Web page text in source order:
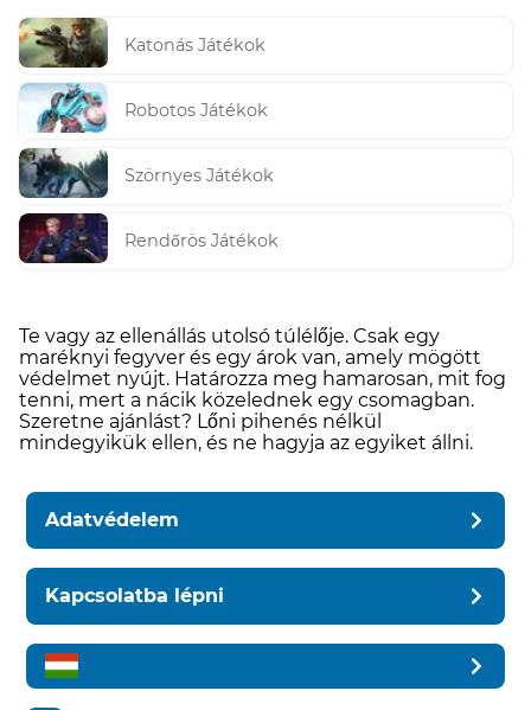
Katonás Játékok
Robotos Játékok
Szörnyes Játékok
Rendőrös Játékok
Te vagy az ellenállás utolsó túlélője. Csak egy
maréknyi fegyver és egy árok van, amely mögött
védelmet nyújt. Határozza meg hamarosan, mit fog
tenni, mert a nácik közelednek egy csomagban.
Szeretne ajánlást? Lőni pihenés nélkül
mindegyikük ellen, és ne hagyja az egyiket állni.
Adatvédelem
Kapcsolatba lépni